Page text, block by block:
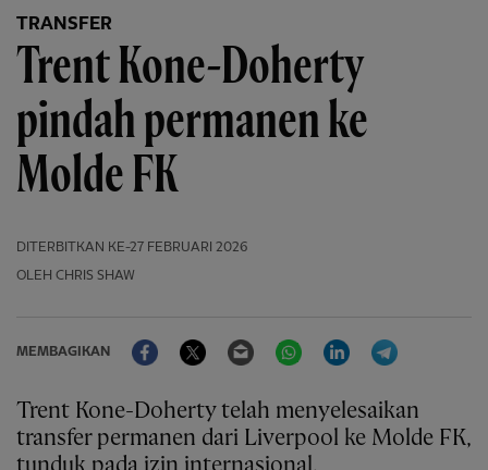
TRANSFER
Trent Kone-Doherty
pindah permanen ke
Molde FK
DITERBITKAN KE-27 FEBRUARI 2026
OLEH CHRIS SHAW
MEMBAGIKAN
FacebookTwitter Email WhatsAppLinkedIn
Trent Kone-Doherty telah menyelesaikan
transfer permanen dari Liverpool ke Molde FK,